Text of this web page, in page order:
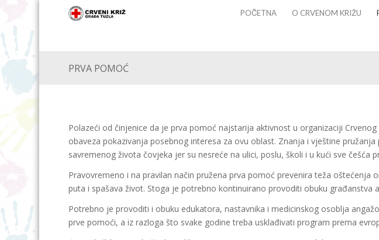
POČETNA O CRVENOM KRIŽU
PRVA POMOĆ
Polazeći od činjenice da je prva pomoć najstarija aktivnost u organizaciji
obaveza pokazivanja posebnog interesa za ovu oblast. Znanja i vještine
savremenog života čovjeka jer su nesreće na ulici, poslu, školi i u kući sve češća
Pravovremeno i na pravilan način pružena prva pomoć prevenira teža oštećenja
puta i spašava život. Stoga je potrebno kontinuirano provoditi obuku građanstva
Potrebno je provoditi i obuku edukatora, nastavnika i medicinskog osoblja
prve pomoći, a iz razloga što svake godine treba usklađivati program prema